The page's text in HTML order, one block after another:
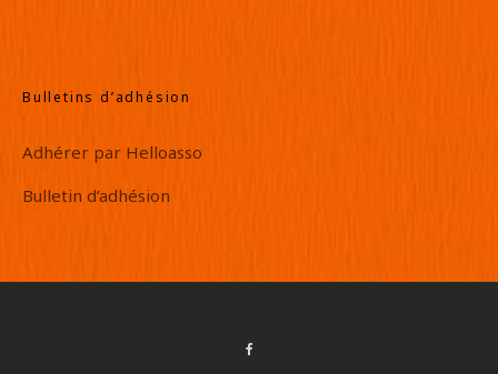
Bulletins d’adhésion
Adhérer par Helloasso
Bulletin d’adhésion